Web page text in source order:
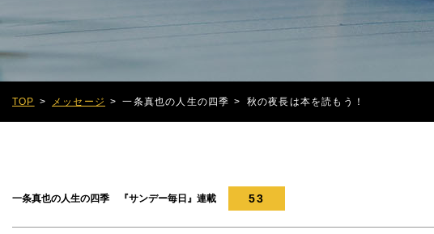
TOP メッセージ 一条真也の人生の四季 秋の夜長は本を読もう！
一条真也の人生の四季 『サンデー毎日』連載 53